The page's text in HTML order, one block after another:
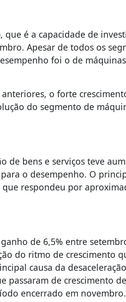
que é a capacidade de
Apesar de todos os
foi o de
o forte
do segmento de
de bens e serviços teve
o desempenho. O
respondeu por
de 6,5% entre
do ritmo de crescimento
causa da
passaram de crescimento
encerrado em novembro.